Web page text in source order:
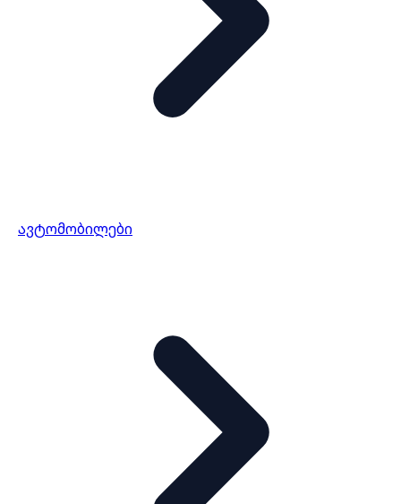
ავტომობილები